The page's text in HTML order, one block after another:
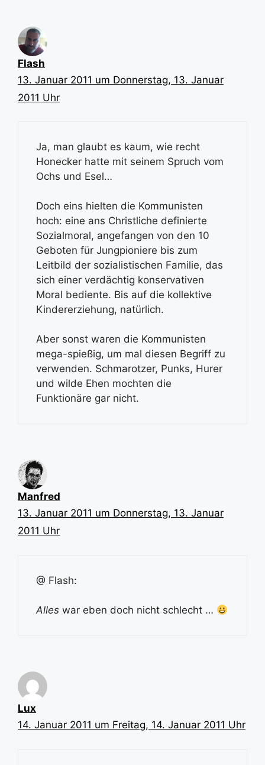
Flash
13. Januar 2011 um Donnerstag, 13. Januar
2011 Uhr
Ja, man glaubt es kaum, wie recht
Honecker hatte mit seinem Spruch vom
Ochs und Esel…
Doch eins hielten die Kommunisten
hoch: eine ans Christliche definierte
Sozialmoral, angefangen von den 10
Geboten für Jungpioniere bis zum
Leitbild der sozialistischen Familie, das
sich einer verdächtig konservativen
Moral bediente. Bis auf die kollektive
Kindererziehung, natürlich.
Aber sonst waren die Kommunisten
mega-spießig, um mal diesen Begriff zu
verwenden. Schmarotzer, Punks, Hurer
und wilde Ehen mochten die
Funktionäre gar nicht.
Manfred
13. Januar 2011 um Donnerstag, 13. Januar
2011 Uhr
@ Flash:
Alles war eben doch nicht schlecht …
Lux
14. Januar 2011 um Freitag, 14. Januar 2011 Uhr